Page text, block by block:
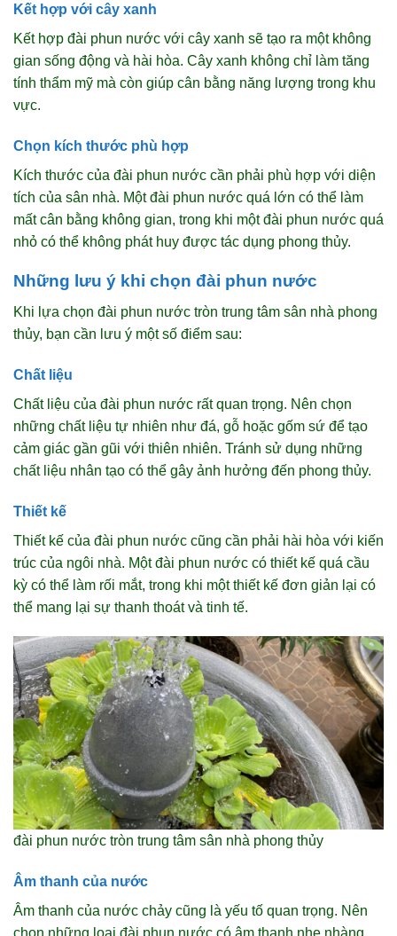
Kết hợp với cây xanh
Kết hợp đài phun nước với cây xanh sẽ tạo ra một không
gian sống động và hài hòa. Cây xanh không chỉ làm tăng
tính thẩm mỹ mà còn giúp cân bằng năng lượng trong khu
vực.
Chọn kích thước phù hợp
Kích thước của đài phun nước cần phải phù hợp với diện
tích của sân nhà. Một đài phun nước quá lớn có thể làm
mất cân bằng không gian, trong khi một đài phun nước quá
nhỏ có thể không phát huy được tác dụng phong thủy.
Những lưu ý khi chọn đài phun nước
Khi lựa chọn đài phun nước tròn trung tâm sân nhà phong
thủy, bạn cần lưu ý một số điểm sau:
Chất liệu
Chất liệu của đài phun nước rất quan trọng. Nên chọn
những chất liệu tự nhiên như đá, gỗ hoặc gốm sứ để tạo
cảm giác gần gũi với thiên nhiên. Tránh sử dụng những
chất liệu nhân tạo có thể gây ảnh hưởng đến phong thủy.
Thiết kế
Thiết kế của đài phun nước cũng cần phải hài hòa với kiến
trúc của ngôi nhà. Một đài phun nước có thiết kế quá cầu
kỳ có thể làm rối mắt, trong khi một thiết kế đơn giản lại có
thể mang lại sự thanh thoát và tinh tế.
đài phun nước tròn trung tâm sân nhà phong thủy
Âm thanh của nước
Âm thanh của nước chảy cũng là yếu tố quan trọng. Nên